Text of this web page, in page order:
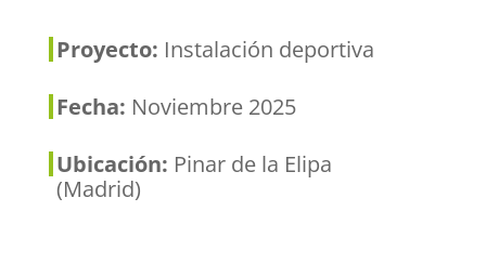
Proyecto: Instalación deportiva
Fecha: Noviembre 2025
Ubicación: Pinar de la Elipa
(Madrid)